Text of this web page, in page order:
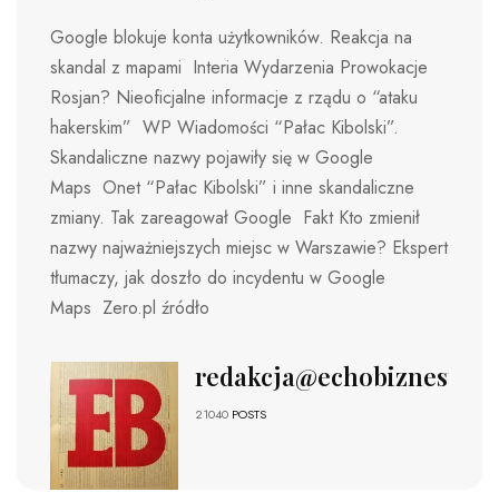
Google blokuje konta użytkowników. Reakcja na
skandal z mapami Interia Wydarzenia Prowokacje
Rosjan? Nieoficjalne informacje z rządu o “ataku
hakerskim” WP Wiadomości “Pałac Kibolski”.
Skandaliczne nazwy pojawiły się w Google
Maps Onet “Pałac Kibolski” i inne skandaliczne
zmiany. Tak zareagował Google Fakt Kto zmienił
nazwy najważniejszych miejsc w Warszawie? Ekspert
tłumaczy, jak doszło do incydentu w Google
Maps Zero.pl źródło
redakcja@echobiznesu.pl
21040 POSTS